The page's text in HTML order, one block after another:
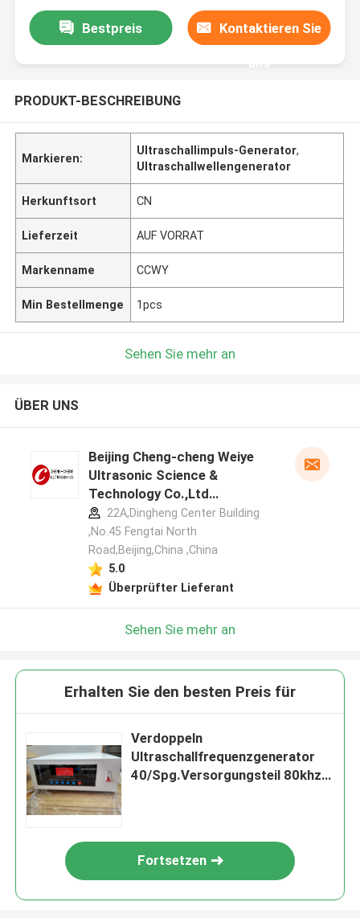
Bestpreis Kontaktieren Sie
uns
PRODUKT-BESCHREIBUNG
Markieren:
Ultraschallimpuls-Generator,
Ultraschallwellengenerator
Herkunftsort CN
Lieferzeit AUF VORRAT
Markenname CCWY
Min Bestellmenge 1pcs
Sehen Sie mehr an
ÜBER UNS
Beijing Cheng-cheng Weiye
Ultrasonic Science &
Technology Co.,Ltd
Herstellerprofil
22A,Dingheng Center Building
,No.45 Fengtai North
Road,Beijing,China ,China
5.0
Überprüfter Lieferant
Sehen Sie mehr an
Erhalten Sie den besten Preis für
Verdoppeln
Ultraschallfrequenzgenerator
40/Spg.Versorgungsteil 80khz-
Fortsetzen